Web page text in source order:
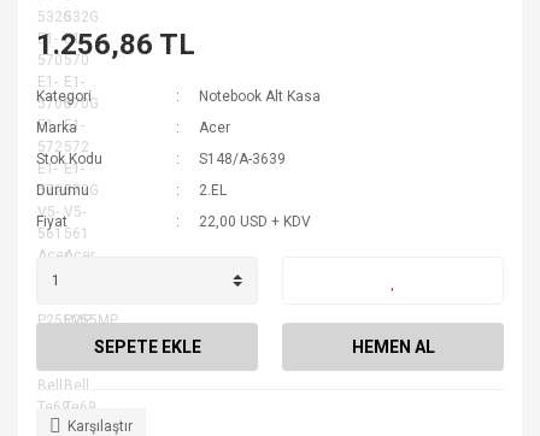
1.256,86 TL
Kategori
Notebook Alt Kasa
Marka
Acer
Stok Kodu
S148/A-3639
Durumu
2.EL
Fiyat
22,00 USD + KDV
SEPETE EKLE HEMEN AL
Karşılaştır